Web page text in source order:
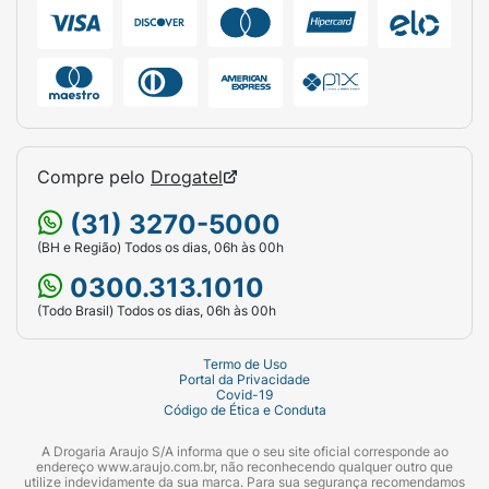
permitindo retoques rápidos em qualquer
lugar, sem necessidade de pincéis.
Sugestão de Uso:
O formato em bastão torna a aplicação
intuitiva e sem segredos:
Como Blush:
Aplique o stick diretamente
nas maçãs do rosto e dê leves batidinhas
com a ponta dos dedos ou com uma
esponja para espalhar.
Como Batom:Deslize o bastão diretamente
sobre os lábios ou aplique com os dedos
tintsuave.
Como Sombra:Deposite um pouco do
para esfumar as bordas em movimentos de
Compre pelo Drogatel
(31) 3270-5000
(BH e Região) Todos os dias, 06h às 00h
0300.313.1010
(Todo Brasil) Todos os dias, 06h às 00h
Termo de Uso
Portal da Privacidade
Covid-19
Código de Ética e Conduta
A Drogaria Araujo S/A informa que o seu site oficial corresponde ao
endereço www.araujo.com.br, não reconhecendo qualquer outro que
utilize indevidamente da sua marca. Para sua segurança recomendamos